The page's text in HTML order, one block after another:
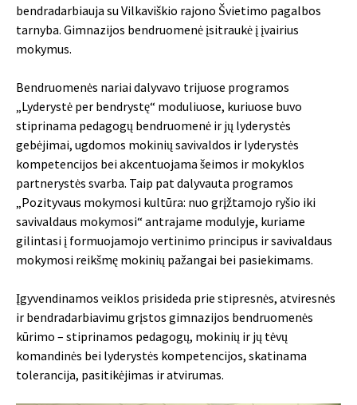
bendradarbiauja su Vilkaviškio rajono Švietimo pagalbos
tarnyba. Gimnazijos bendruomenė įsitraukė į įvairius
mokymus.
Bendruomenės nariai dalyvavo trijuose programos
„Lyderystė per bendrystę“ moduliuose, kuriuose buvo
stiprinama pedagogų bendruomenė ir jų lyderystės
gebėjimai, ugdomos mokinių savivaldos ir lyderystės
kompetencijos bei akcentuojama šeimos ir mokyklos
partnerystės svarba. Taip pat dalyvauta programos
„Pozityvaus mokymosi kultūra: nuo grįžtamojo ryšio iki
savivaldaus mokymosi“ antrajame modulyje, kuriame
gilintasi į formuojamojo vertinimo principus ir savivaldaus
mokymosi reikšmę mokinių pažangai bei pasiekimams.
Įgyvendinamos veiklos prisideda prie stipresnės, atviresnės
ir bendradarbiavimu grįstos gimnazijos bendruomenės
kūrimo – stiprinamos pedagogų, mokinių ir jų tėvų
komandinės bei lyderystės kompetencijos, skatinama
tolerancija, pasitikėjimas ir atvirumas.